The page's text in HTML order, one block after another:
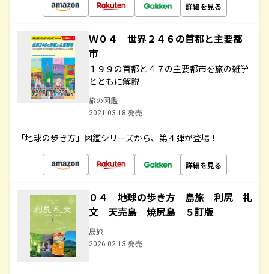
詳細を見る
Ｗ０４ 世界２４６の首都と主要都
市
１９９の首都と４７の主要都市を旅の雑学
とともに解説
旅の図鑑
2021.03.18 発売
「地球の歩き方」図鑑シリーズから、第４弾が登場！
詳細を見る
０４ 地球の歩き方 島旅 利尻 礼
文 天売島 焼尻島 ５訂版
島旅
2026.02.13 発売